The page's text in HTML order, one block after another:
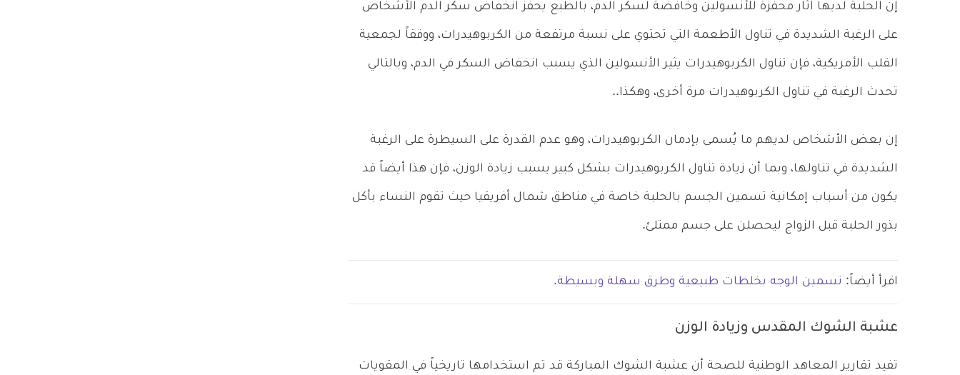
إن الحلبة لديها آثار محفزة للأنسولين وخافضة لسكر الدم، بالطبع يحفز انخفاض سكر الدم الأشخاص
على الرغبة الشديدة في تناول الأطعمة التي تحتوي على نسبة مرتفعة من الكربوهيدرات، ووفقاً لجمعية
القلب الأمريكية، فإن تناول الكربوهيدرات يثير الأنسولين الذي يسبب انخفاض السكر في الدم، وبالتالي
تحدث الرغبة في تناول الكربوهيدرات مرة أخرى، وهكذا..
إن بعض الأشخاص لديهم ما يُسمى بإدمان الكربوهيدرات، وهو عدم القدرة على السيطرة على الرغبة
الشديدة في تناولها، وبما أن زيادة تناول الكربوهيدرات بشكل كبير يسبب زيادة الوزن، فإن هذا أيضاً قد
يكون من أسباب إمكانية تسمين الجسم بالحلبة خاصة في مناطق شمال أفريقيا حيث تقوم النساء بأكل
بذور الحلبة قبل الزواج ليحصلن على جسم ممتلئ.
اقرأ أيضاً: تسمين الوجه بخلطات طبيعية وطرق سهلة وبسيطة.
عشبة الشوك المقدس وزيادة الوزن
تفيد تقارير المعاهد الوطنية للصحة أن عشبة الشوك المباركة قد تم استخدامها تاريخياً في المقويات